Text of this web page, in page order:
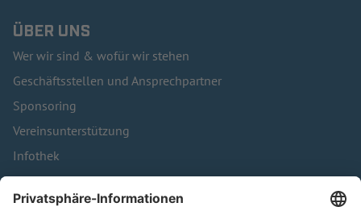
ÜBER UNS
Wer wir sind & wofür wir stehen
Geschäftsstellen und Ansprechpartner
Sponsoring
Vereinsunterstützung
Infothek
Kontakt